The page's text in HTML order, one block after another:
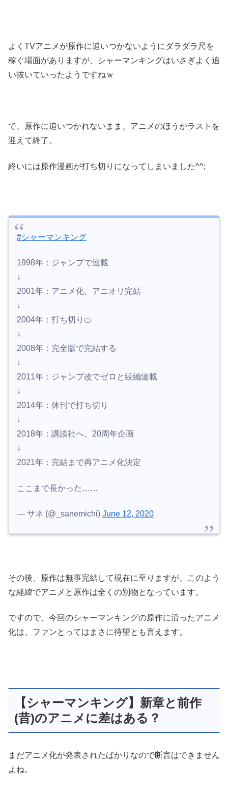
よくTVアニメが原作に追いつかないようにダラダラ尺を
稼ぐ場面がありますが、シャーマンキングはいさぎよく追
い抜いていったようですねｗ
で、原作に追いつかれないまま、アニメのほうがラストを
迎えて終了。
終いには原作漫画が打ち切りになってしまいました^^;
#シャーマンキング
1998年：ジャンプで連載
↓
2001年：アニメ化、アニオリ完結
↓
2004年：打ち切り🍊
↓
2008年：完全版で完結する
↓
2011年：ジャンプ改でゼロと続編連載
↓
2014年：休刊で打ち切り
↓
2018年：講談社へ、20周年企画
↓
2021年：完結まで再アニメ化決定
ここまで長かった……
— サネ (@_sanemichi) June 12, 2020
その後、原作は無事完結して現在に至りますが、このよう
な経緯でアニメと原作は全くの別物となっています。
ですので、今回のシャーマンキングの原作に沿ったアニメ
化は、ファンとってはまさに待望とも言えます。
【シャーマンキング】新章と前作
(昔)のアニメに差はある？
まだアニメ化が発表されたばかりなので断言はできません
よね。